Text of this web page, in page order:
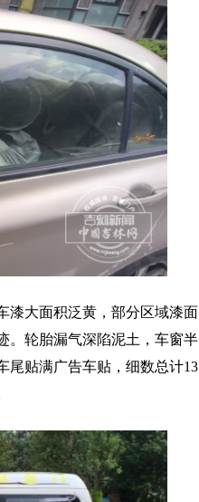
大面积泛黄，部分区域漆面
。轮胎漏气深陷泥土，车窗半
尾贴满广告车贴，细数总计13